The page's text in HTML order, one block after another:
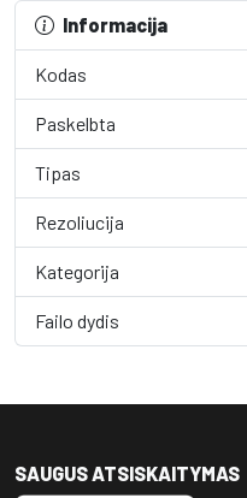
Informacija
Kodas
Paskelbta
Tipas
Rezoliucija
Kategorija
Failo dydis
SAUGUS ATSISKAITYMAS